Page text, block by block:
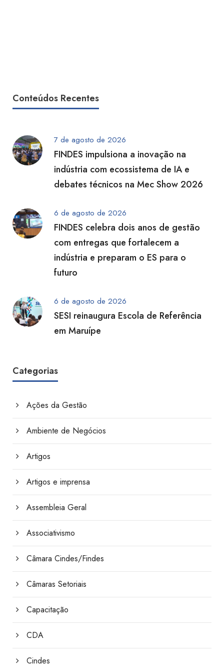
Conteúdos Recentes
7 de agosto de 2026
FINDES impulsiona a inovação na
indústria com ecossistema de IA e
debates técnicos na Mec Show 2026
6 de agosto de 2026
FINDES celebra dois anos de gestão
com entregas que fortalecem a
indústria e preparam o ES para o
futuro
6 de agosto de 2026
SESI reinaugura Escola de Referência
em Maruípe
Categorias
Ações da Gestão
Ambiente de Negócios
Artigos
Artigos e imprensa
Assembleia Geral
Associativismo
Câmara Cindes/Findes
Câmaras Setoriais
Capacitação
CDA
Cindes